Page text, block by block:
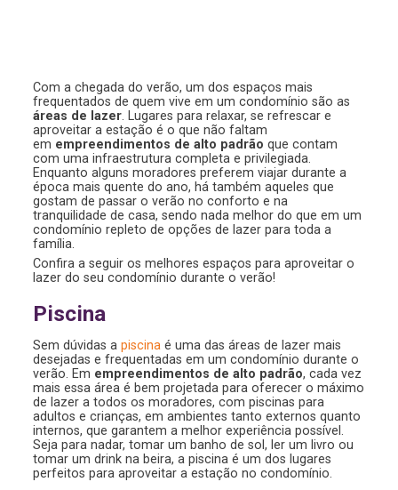
Com a chegada do verão, um dos espaços mais
frequentados de quem vive em um condomínio são as
áreas de lazer. Lugares para relaxar, se refrescar e
aproveitar a estação é o que não faltam
em empreendimentos de alto padrão que contam
com uma infraestrutura completa e privilegiada.
Enquanto alguns moradores preferem viajar durante a
época mais quente do ano, há também aqueles que
gostam de passar o verão no conforto e na
tranquilidade de casa, sendo nada melhor do que em um
condomínio repleto de opções de lazer para toda a
família.
Confira a seguir os melhores espaços para aproveitar o
lazer do seu condomínio durante o verão!
Piscina
Sem dúvidas apiscina é uma das áreas de lazer mais
desejadas e frequentadas em um condomínio durante o
verão. Em empreendimentos de alto padrão, cada vez
mais essa área é bem projetada para oferecer o máximo
de lazer a todos os moradores, com piscinas para
adultos e crianças, em ambientes tanto externos quanto
internos, que garantem a melhor experiência possível.
Seja para nadar, tomar um banho de sol, ler um livro ou
tomar um drink na beira, a piscina é um dos lugares
perfeitos para aproveitar a estação no condomínio.